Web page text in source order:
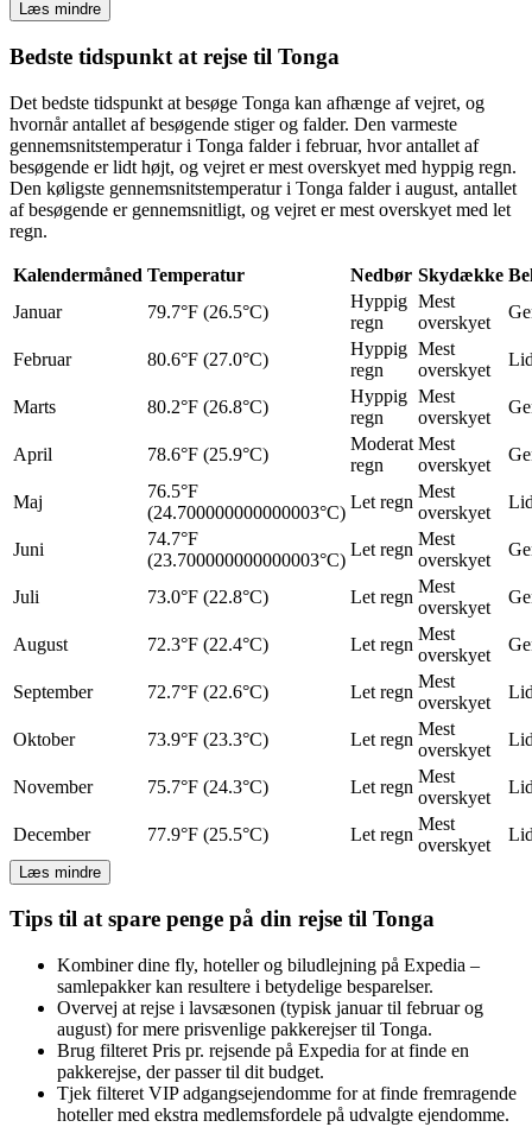
Læs mindre
Bedste tidspunkt at rejse til Tonga
Det bedste tidspunkt at besøge Tonga kan afhænge af vejret, og
hvornår antallet af besøgende stiger og falder. Den varmeste
gennemsnitstemperatur i Tonga falder i februar, hvor antallet af
besøgende er lidt højt, og vejret er mest overskyet med hyppig regn.
Den køligste gennemsnitstemperatur i Tonga falder i august, antallet
af besøgende er gennemsnitligt, og vejret er mest overskyet med let
regn.
Kalendermåned Temperatur Nedbør Skydække
Januar
79.7°F (26.5°C)
Hyppig
regn
Mest
overskyet
Februar 80.6°F (27.0°C)
Hyppig
regn
Mest
overskyet
Marts 80.2°F (26.8°C)
Hyppig
regn
Mest
overskyet
April 78.6°F (25.9°C)
Moderat
regn
Mest
overskyet
Maj
76.5°F
(24.700000000000003°C)
Let regn
Mest
overskyet
Juni
74.7°F
(23.700000000000003°C)
Let regn
Mest
overskyet
Juli 73.0°F (22.8°C) Let regn
Mest
overskyet
August 72.3°F (22.4°C) Let regn
Mest
overskyet
September 72.7°F (22.6°C) Let regn
Mest
overskyet
Oktober 73.9°F (23.3°C) Let regn
Mest
overskyet
November 75.7°F (24.3°C) Let regn
Mest
overskyet
December 77.9°F (25.5°C) Let regn
Mest
overskyet
Læs mindre
Tips til at spare penge på din rejse til Tonga
Kombiner dine fly, hoteller og biludlejning på Expedia –
samlepakker kan resultere i betydelige besparelser.
Overvej at rejse i lavsæsonen (typisk januar til februar og
august) for mere prisvenlige pakkerejser til Tonga.
Brug filteret Pris pr. rejsende på Expedia for at finde en
pakkerejse, der passer til dit budget.
Tjek filteret VIP adgangsejendomme for at finde fremragende
hoteller med ekstra medlemsfordele på udvalgte ejendomme.